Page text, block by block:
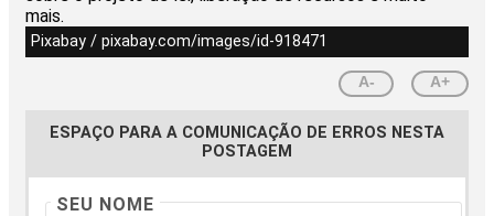
Pixabay / pixabay.com/images/id-918471
A- A+
ESPAÇO PARA A COMUNICAÇÃO DE ERROS NESTA
POSTAGEM
SEU NOME